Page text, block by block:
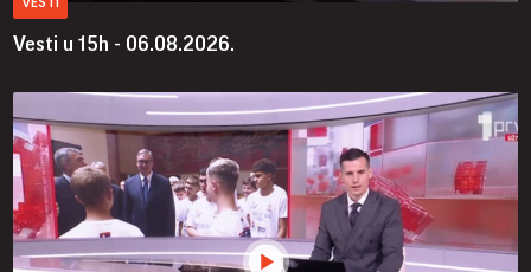
Vesti u 15h - 06.08.2026.